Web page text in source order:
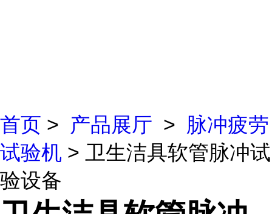
首页 > 产品展厅 > 脉冲疲劳
试验机 > 卫生洁具软管脉冲试
验设备